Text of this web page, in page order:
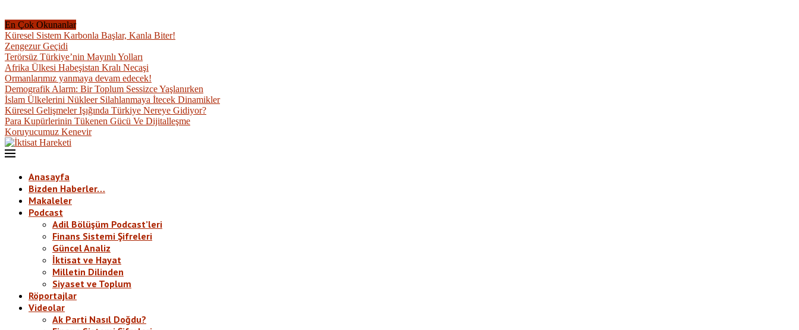
En Çok Okunanlar
Küresel Sistem Karbonla Başlar, Kanla Biter!
Zengezur Geçidi
Terörsüz Türkiye’nin Mayınlı Yolları
Afrika Ülkesi Habeşistan Kralı Necaşi
Ormanlarımız yanmaya devam edecek!
Demografik Alarm: Bir Toplum Sessizce Yaşlanırken
İslam Ülkelerini Nükleer Silahlanmaya İtecek Dinamikler
Küresel Gelişmeler Işığında Türkiye Nereye Gidiyor?
Para Kupürlerinin Tükenen Gücü Ve Dijitalleşme
Koruyucumuz Kenevir
Anasayfa
Bizden Haberler…
Makaleler
Podcast
Adil Bölüşüm Podcast’leri
Finans Sistemi Şifreleri
Güncel Analiz
İktisat ve Hayat
Milletin Dilinden
Siyaset ve Toplum
Röportajlar
Videolar
Ak Parti Nasıl Doğdu?